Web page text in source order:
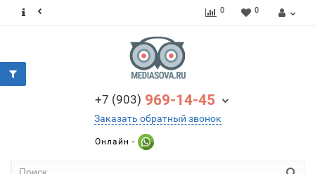
0 0
+7 (903) 969-14-45
Заказать обратный звонок
Онлайн -